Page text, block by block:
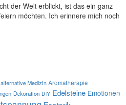
der Welt erblickt, ist das ein ganz
möchten. Ich erinnere mich noch
alternative Medizin Aromatherapie
Dekoration DIY Edelsteine Emotionen